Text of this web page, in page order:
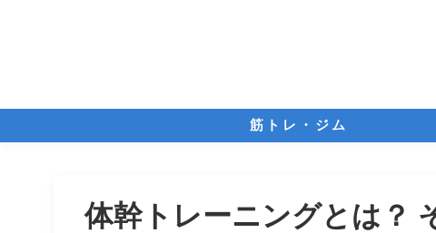
筋トレ・ジム
体幹トレーニングとは？